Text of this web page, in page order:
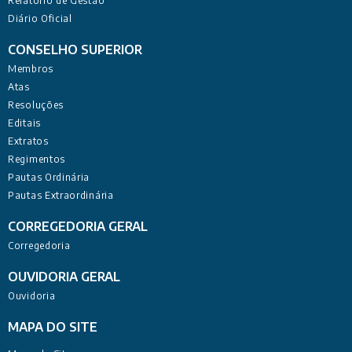
Diário Oficial
CONSELHO SUPERIOR
Membros
Atas
Resoluções
Editais
Extratos
Regimentos
Pautas Ordinária
Pautas Extraordinária
CORREGEDORIA GERAL
Corregedoria
OUVIDORIA GERAL
Ouvidoria
MAPA DO SITE